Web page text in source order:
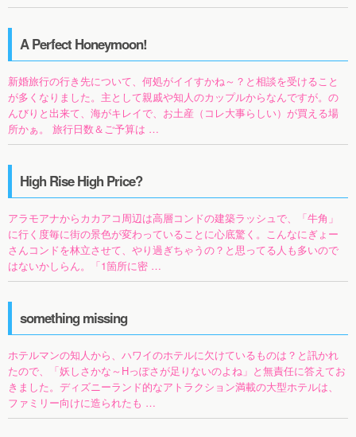
A Perfect Honeymoon!
新婚旅行の行き先について、何処がイイすかね～？と相談を受けること
が多くなりました。主として親戚や知人のカップルからなんですが。の
んびりと出来て、海がキレイで、お土産（コレ大事らしい）が買える場
所かぁ。 旅行日数＆ご予算は …
High Rise High Price?
アラモアナからカカアコ周辺は高層コンドの建築ラッシュで、「牛角」
に行く度毎に街の景色が変わっていることに心底驚く。こんなにぎょー
さんコンドを林立させて、やり過ぎちゃうの？と思ってる人も多いので
はないかしらん。「1箇所に密 …
something missing
ホテルマンの知人から、ハワイのホテルに欠けているものは？と訊かれ
たので、「妖しさかな～Hっぽさが足りないのよね」と無責任に答えてお
きました。ディズニーランド的なアトラクション満載の大型ホテルは、
ファミリー向けに造られたも …